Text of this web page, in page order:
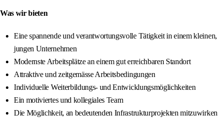
Was wir bieten
Eine spannende und verantwortungsvolle Tätigkeit in einem kleinen,
jungen Unternehmen
Modernste Arbeitsplätze an einem gut erreichbaren Standort
Attraktive und zeitgemässe Arbeitsbedingungen
Individuelle Weiterbildungs- und Entwicklungsmöglichkeiten
Ein motiviertes und kollegiales Team
Die Möglichkeit, an bedeutenden Infrastrukturprojekten mitzuwirken